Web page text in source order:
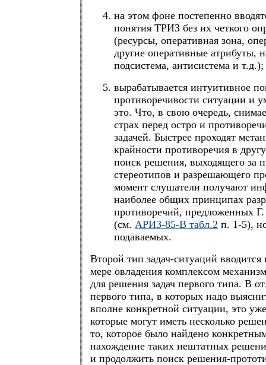
на этом фоне постепенно
понятия ТРИЗ без их четкого
(ресурсы, оперативная зона,
другие оперативные атрибуты,
подсистема, антисистема и т.д.);
вырабатывается интуитивное
противоречивости ситуации и
это. Что, в свою очередь,
страх перед остро и
задачей. Быстрее проходят
крайности противоречия в
поиск решения, выходящего за
стереотипов и разрешающего
момент слушатели получают
наиболее общих принципах
противоречий, предложенных
(см. АРИЗ-85-В табл.2 п. 1-5),
подаваемых.
Второй тип задач-ситуаций
мере овладения комплексом
для решения задач первого типа. В
первого типа, в которых надо
вполне конкретной ситуации, это
которые могут иметь несколько
то, которое было найдено
нахождение таких нештатных
и продолжить поиск решения-